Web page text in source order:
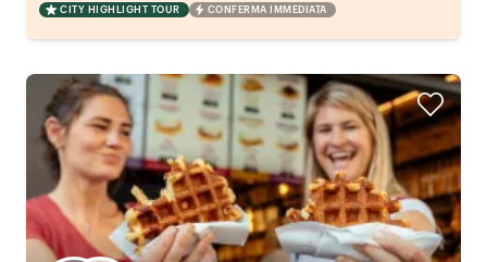
CITY HIGHLIGHT TOUR CONFERMA IMMEDIATA